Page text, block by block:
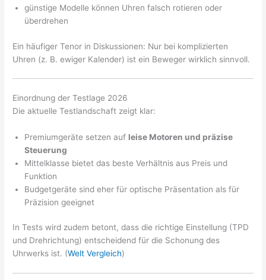
günstige Modelle können Uhren falsch rotieren oder
überdrehen
Ein häufiger Tenor in Diskussionen: Nur bei komplizierten
Uhren (z. B. ewiger Kalender) ist ein Beweger wirklich sinnvoll.
Einordnung der Testlage 2026
Die aktuelle Testlandschaft zeigt klar:
Premiumgeräte setzen auf leise Motoren und präzise
Steuerung
Mittelklasse bietet das beste Verhältnis aus Preis und
Funktion
Budgetgeräte sind eher für optische Präsentation als für
Präzision geeignet
In Tests wird zudem betont, dass die richtige Einstellung (TPD
und Drehrichtung) entscheidend für die Schonung des
Uhrwerks ist. (Welt Vergleich)